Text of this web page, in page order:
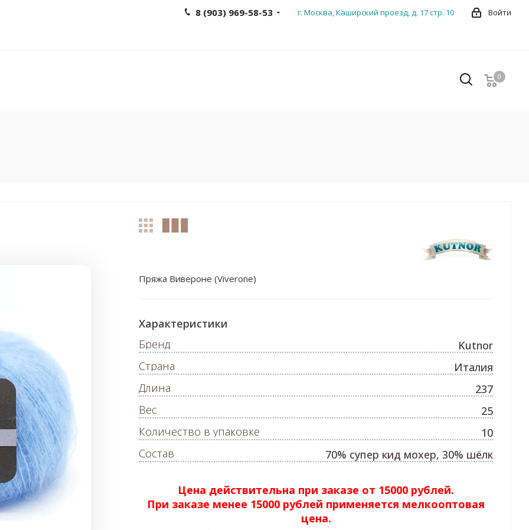
Войти
г. Москва, Каширский проезд, д. 17 стр. 10
8 (903) 969-58-53
0
0
Пряжа Вивероне (Viverone)
Цена действительна при заказе от 15000 рублей.
При заказе менее 15000 рублей применяется мелкооптовая
цена.
Характеристики
Бренд
Kutnor
Страна
Италия
Длина
237
Вес
25
Количество в упаковке
10
Состав
70% супер кид мохер, 30% шёлк